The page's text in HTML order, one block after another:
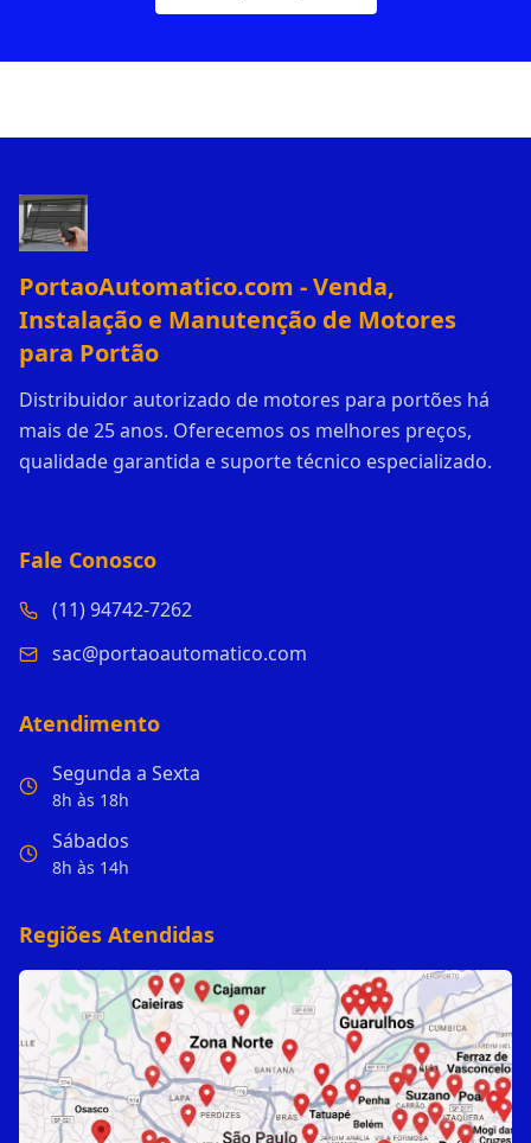
PortaoAutomatico.com - Venda,
Instalação e Manutenção de Motores
para Portão
Distribuidor autorizado de motores para portões há
mais de 25 anos. Oferecemos os melhores preços,
qualidade garantida e suporte técnico especializado.
Fale Conosco
(11) 94742-7262
sac@portaoautomatico.com
Atendimento
Segunda a Sexta
8h às 18h
Sábados
8h às 14h
Regiões Atendidas